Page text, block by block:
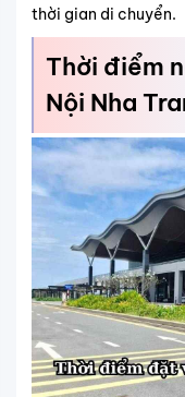
thời gian di chuyển.
Thời điểm
Nội Nha